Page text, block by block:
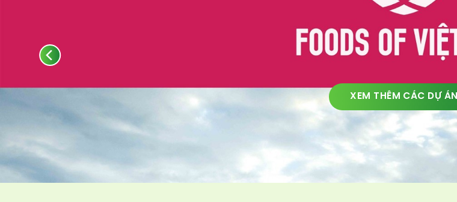
XEM THÊM CÁC DỰ ÁN